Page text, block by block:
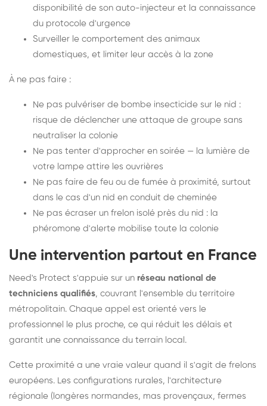
disponibilité de son auto-injecteur et la connaissance
du protocole d'urgence
Surveiller le comportement des animaux
domestiques, et limiter leur accès à la zone
À ne pas faire :
Ne pas pulvériser de bombe insecticide sur le nid :
risque de déclencher une attaque de groupe sans
neutraliser la colonie
Ne pas tenter d'approcher en soirée — la lumière de
votre lampe attire les ouvrières
Ne pas faire de feu ou de fumée à proximité, surtout
dans le cas d'un nid en conduit de cheminée
Ne pas écraser un frelon isolé près du nid : la
phéromone d'alerte mobilise toute la colonie
Une intervention partout en France
Need's Protect s'appuie sur un réseau national de
techniciens qualifiés, couvrant l'ensemble du territoire
métropolitain. Chaque appel est orienté vers le
professionnel le plus proche, ce qui réduit les délais et
garantit une connaissance du terrain local.
Cette proximité a une vraie valeur quand il s'agit de frelons
européens. Les configurations rurales, l'architecture
régionale (longères normandes, mas provençaux, fermes